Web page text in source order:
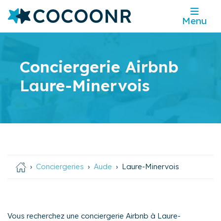
Menu
Conciergerie Airbnb
Laure-Minervois
Conciergeries Aude Laure-Minervois
Vous recherchez une conciergerie Airbnb à Laure-